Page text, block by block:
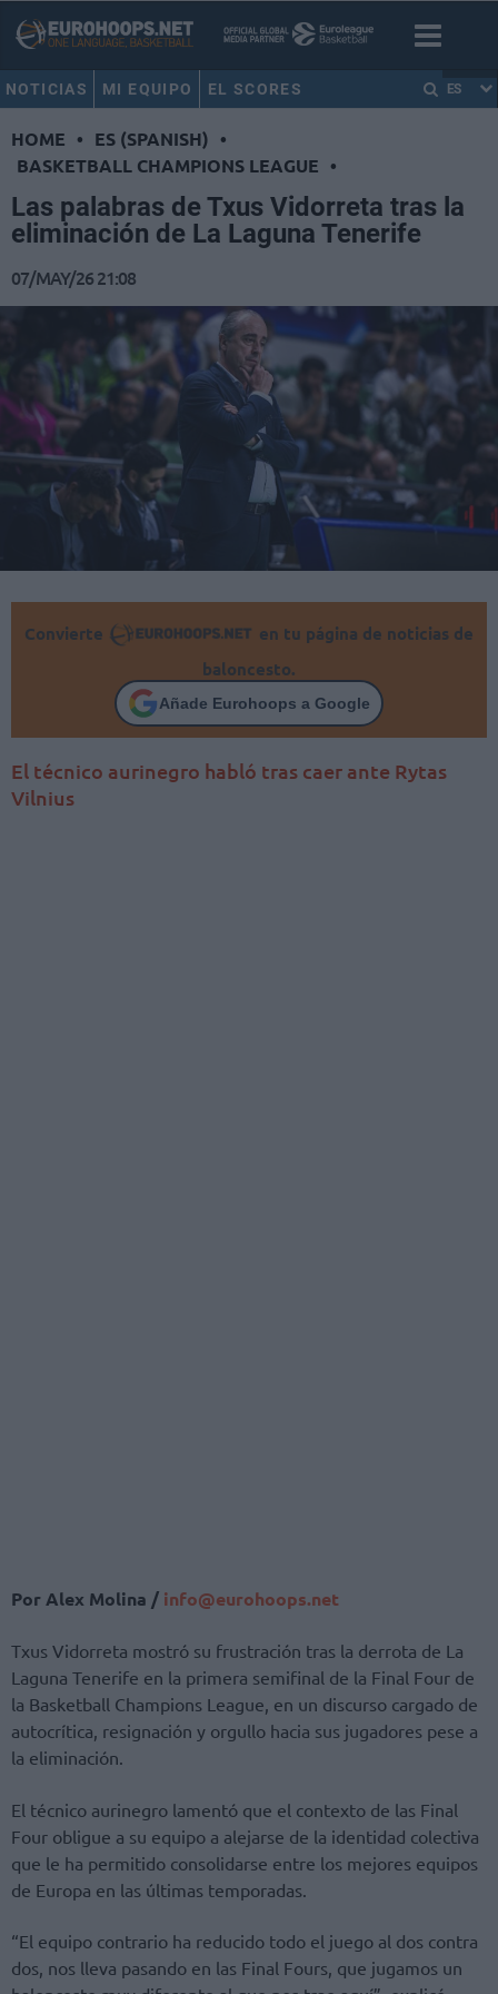
NOTICIAS MI EQUIPO EL SCORES ES
HOME • ES (SPANISH) •
BASKETBALL CHAMPIONS LEAGUE •
Las palabras de Txus Vidorreta tras la
eliminación de La Laguna Tenerife
07/MAY/26 21:08
Convierte
en tu página de noticias de
baloncesto.
Añade Eurohoops a Google
El técnico aurinegro habló tras caer ante Rytas
Vilnius
Por Alex Molina / info@eurohoops.net
Txus Vidorreta mostró su frustración tras la derrota de La
Laguna Tenerife en la primera semifinal de la Final Four de
la Basketball Champions League, en un discurso cargado de
autocrítica, resignación y orgullo hacia sus jugadores pese a
la eliminación.
El técnico aurinegro lamentó que el contexto de las Final
Four obligue a su equipo a alejarse de la identidad colectiva
que le ha permitido consolidarse entre los mejores equipos
de Europa en las últimas temporadas.
“El equipo contrario ha reducido todo el juego al dos contra
dos, nos lleva pasando en las Final Fours, que jugamos un